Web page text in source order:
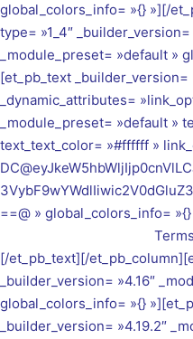
global_colors_info= »{} »][/
type= »1_4″ _builder_version=
_module_preset= »default »
[et_pb_text _builder_version=
_dynamic_attributes=
_module_preset= »default »
text_text_color= »#ffffff »
==@ » global_colors_info= »{}
[/et_pb_text][/
_builder_version= »4.16″
global_colors_info= »{}
_builder_version= »4.19.2″